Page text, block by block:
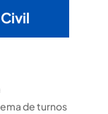
de turnos